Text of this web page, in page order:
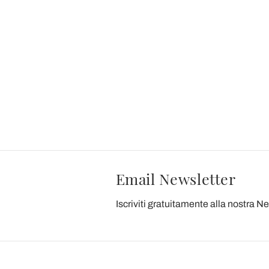
Email Newsletter
Iscriviti gratuitamente alla nostra